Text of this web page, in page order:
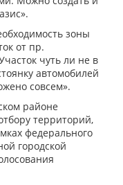
зоны
от пр.
чуть ли не в
автомобилей
совсем».
районе
территорий,
федерального
городской